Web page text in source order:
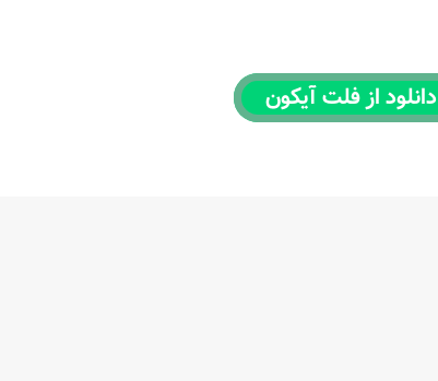
دانلود از فلت آیکون